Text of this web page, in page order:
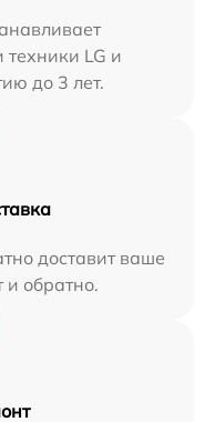
LG и
до 3 лет.
доставит ваше
и обратно.